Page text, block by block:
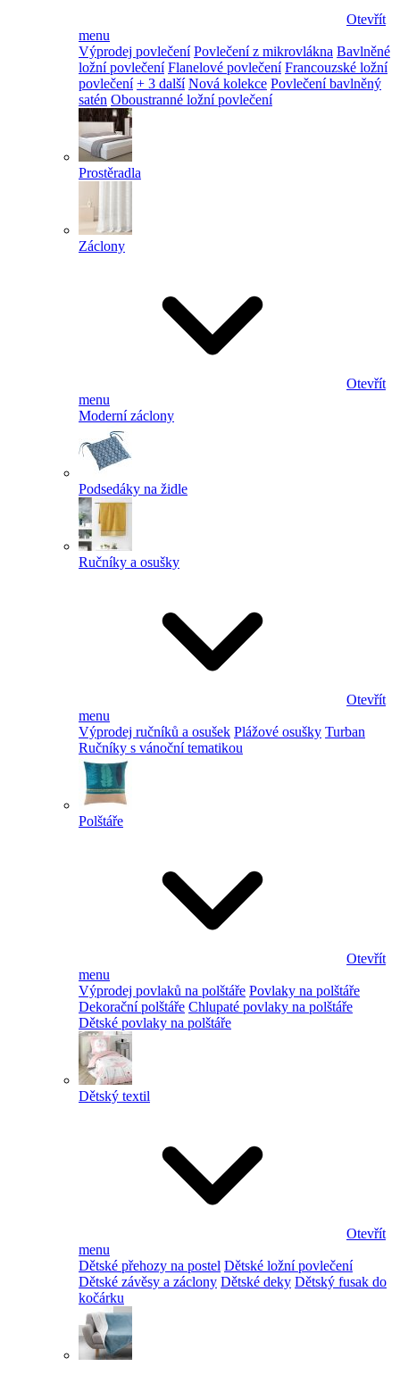
Otevřít
menu
Výprodej povlečení Povlečení z mikrovlákna Bavlněné
ložní povlečení Flanelové povlečení Francouzské ložní
povlečení + 3 další Nová kolekce Povlečení bavlněný
satén Oboustranné ložní povlečení
Prostěradla
Záclony
Otevřít
menu
Moderní záclony
Podsedáky na židle
Ručníky a osušky
Otevřít
menu
Výprodej ručníků a osušek Plážové osušky Turban
Ručníky s vánoční tematikou
Polštáře
Otevřít
menu
Výprodej povlaků na polštáře Povlaky na polštáře
Dekorační polštáře Chlupaté povlaky na polštáře
Dětské povlaky na polštáře
Dětský textil
Otevřít
menu
Dětské přehozy na postel Dětské ložní povlečení
Dětské závěsy a záclony Dětské deky Dětský fusak do
kočárku